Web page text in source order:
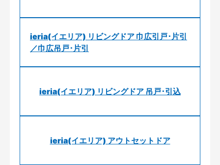
ieria(イエリア) リビングドア 巾広引戸･片引
／巾広吊戸･片引
ieria(イエリア) リビングドア 吊戸･引込
ieria(イエリア) アウトセットドア